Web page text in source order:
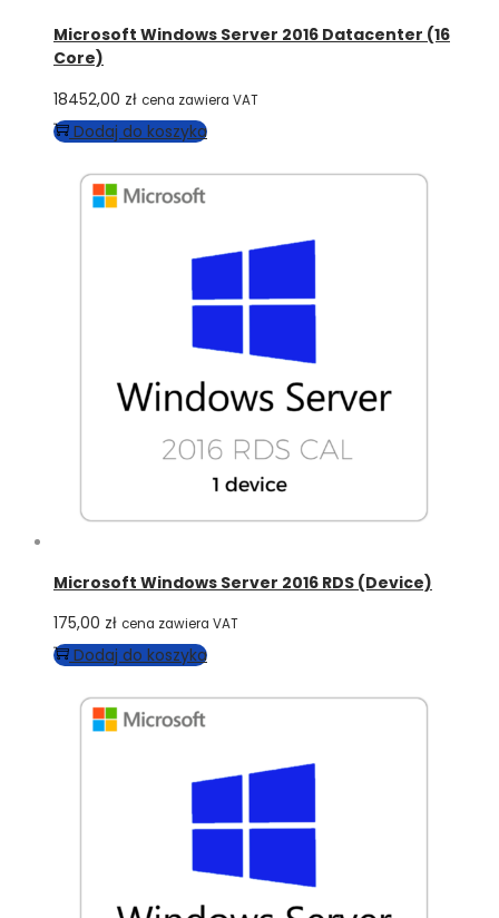
Microsoft Windows Server 2016 Datacenter (16
Core)
18452,00 zł cena zawiera VAT
Dodaj do koszyka
Microsoft Windows Server 2016 RDS (Device)
175,00 zł cena zawiera VAT
Dodaj do koszyka